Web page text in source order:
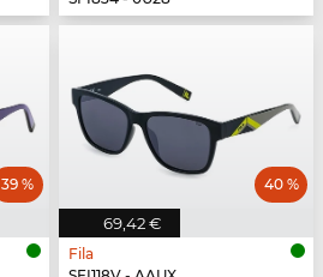
39 %
69,42 €
40 %
Fila